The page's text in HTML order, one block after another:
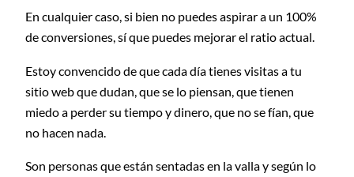
En cualquier caso, si bien no puedes aspirar a un 100%
de conversiones, sí que puedes mejorar el ratio actual.
Estoy convencido de que cada día tienes visitas a tu
sitio web que dudan, que se lo piensan, que tienen
miedo a perder su tiempo y dinero, que no se fían, que
no hacen nada.
Son personas que están sentadas en la valla y según lo